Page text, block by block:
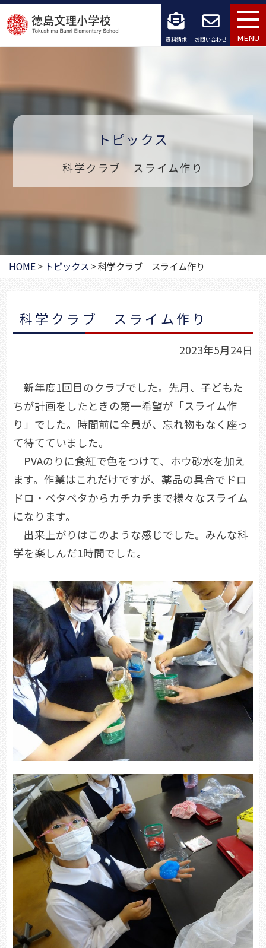
コ
ン
ス
プ
資料請求 お問い合わせ MENU
トピックス
科学クラブ スライム作り
HOME> トピックス >科学クラブ スライム作り
科学クラブ スライム作り
2023年5月24日
新年度1回目のクラブでした。先月、子どもた
ちが計画をしたときの第一希望が「スライム作
り」でした。時間前に全員が、忘れ物もなく座っ
て待てていました。
PVAのりに食紅で色をつけて、ホウ砂水を加え
ます。作業はこれだけですが、薬品の具合でドロ
ドロ・ベタベタからカチカチまで様々なスライム
になります。
出来上がりはこのような感じでした。みんな科
学を楽しんだ1時間でした。